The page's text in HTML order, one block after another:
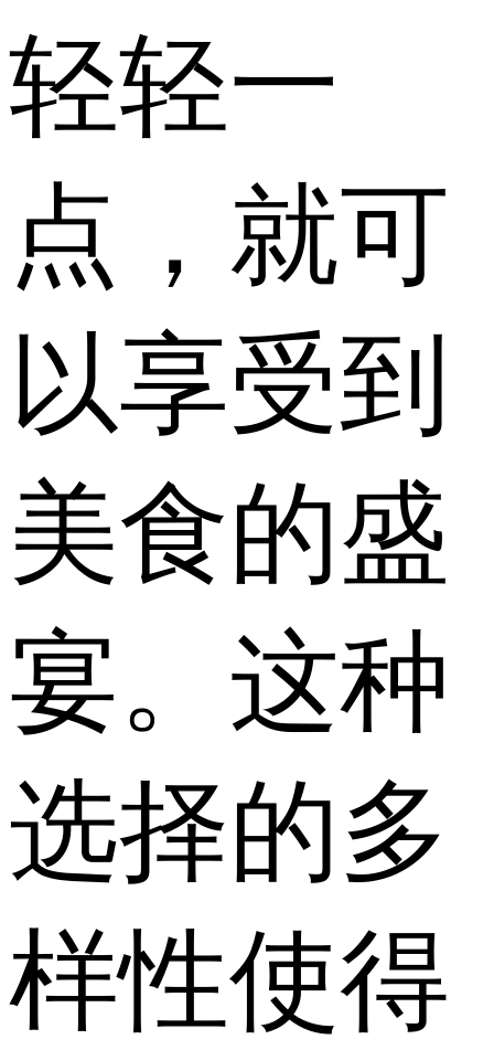
轻轻一
点，就可
以享受到
美食的盛
宴。这种
选择的多
样性使得